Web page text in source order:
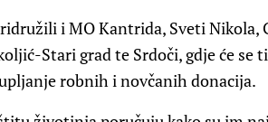
i MO Kantrida, Sveti Nikola,
Stari grad te Srdoči, gdje će se
robnih i novčanih donacija.